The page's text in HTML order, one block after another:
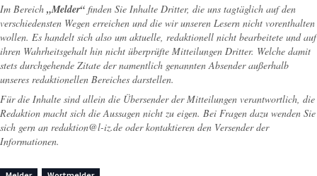
Im Bereich „Melder“ finden Sie Inhalte Dritter, die uns tagtäglich auf den
verschiedensten Wegen erreichen und die wir unseren Lesern nicht vorenthalten
wollen. Es handelt sich also um aktuelle, redaktionell nicht bearbeitete und auf
ihren Wahrheitsgehalt hin nicht überprüfte Mitteilungen Dritter. Welche damit
stets durchgehende Zitate der namentlich genannten Absender außerhalb
unseres redaktionellen Bereiches darstellen.
Für die Inhalte sind allein die Übersender der Mitteilungen verantwortlich, die
Redaktion macht sich die Aussagen nicht zu eigen. Bei Fragen dazu wenden Sie
sich gern an redaktion@l-iz.de oder kontaktieren den Versender der
Informationen.